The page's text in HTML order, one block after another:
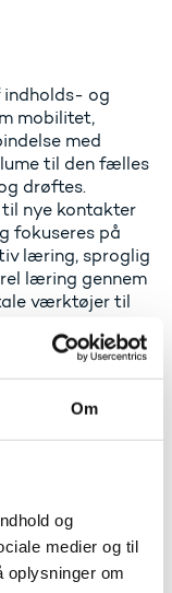
Om
og
medier og til
oplysninger om
indholds- og
mobilitet,
med
til den fælles
drøftes.
nye kontakter
fokuseres på
læring, sproglig
læring gennem
værktøjer til
har mulighed for
at komme i